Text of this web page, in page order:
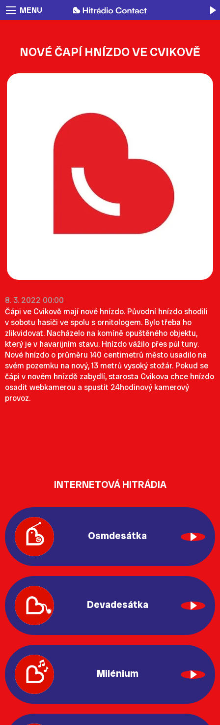
MENU
NOVÉ ČAPÍ HNÍZDO VE CVIKOVĚ
8. 3. 2022 00:00
Čápi ve Cvikově mají nové hnízdo. Původní hnízdo shodili
v sobotu hasiči ve spolu s ornitologem. Bylo třeba ho
zlikvidovat. Nacházelo na komíně opuštěného objektu,
který je v havarijním stavu. Hnízdo vážilo přes půl tuny.
Nové hnízdo o průměru 140 centimetrů město usadilo na
svém pozemku na nový, 13 metrů vysoký stožár. Pokud se
čápi v novém hnízdě zabydlí, starosta Cvikova chce hnízdo
osadit webkamerou a spustit 24hodinový kamerový
provoz.
INTERNETOVÁ HITRÁDIA
Osmdesátka
Devadesátka
Milénium